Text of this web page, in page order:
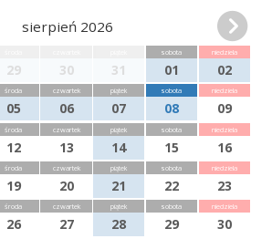
sierpień 2026
29 30 31
sobota
01
niedziela
02
środa
05
czwartek
06
piątek
07
sobota
08
niedziela
09
środa
12
czwartek
13
piątek
14
sobota
15
niedziela
16
środa
19
czwartek
20
piątek
21
sobota
22
niedziela
23
środa
26
czwartek
27
piątek
28
sobota
29
niedziela
30